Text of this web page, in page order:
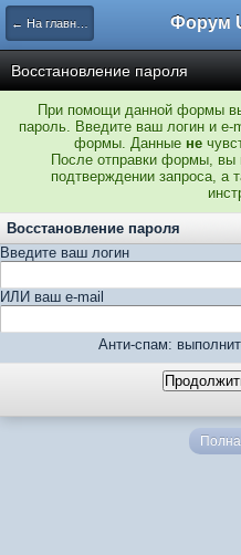
← На главную
Восстановление пароля
При помощи данной формы
пароль. Введите ваш логин и
формы. Данные не
После отправки формы, вы
подтверждении запроса, а
Восстановление пароля
Введите ваш логин
ИЛИ ваш e-mail
Анти-спам: